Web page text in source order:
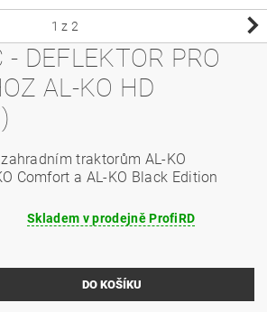
1 z 2
- DEFLEKTOR PRO
AL-KO HD
traktorům AL-KO
Comfort a AL-KO Black Edition
Skladem v prodejně ProfiRD